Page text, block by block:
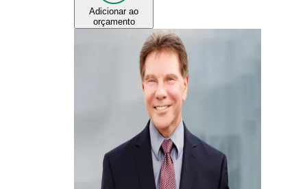
Adicionar ao
orçamento